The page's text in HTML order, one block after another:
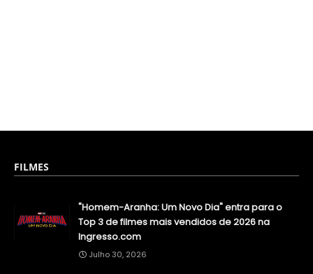
FILMES
"Homem-Aranha: Um Novo Dia" entra para o
Top 3 de filmes mais vendidos de 2026 na
Ingresso.com
Julho 30, 2026